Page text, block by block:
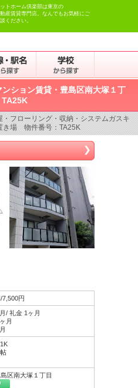
トホーム倶楽部は東京の
産賃貸専門店。なんでもお気軽にご
ください。
ション賃貸・豊島区南大塚１丁
TA25K
フローリング・収納・システムガスキ
き場 物件番号：TA25K
7,500円
/ 礼金 1ヶ月
月
区南大塚１丁目